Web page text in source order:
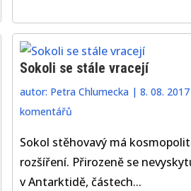
Sokoli se stále vracejí
autor: Petra Chlumecka| 8. 08. 2017
komentářů
Sokol stěhovavý má
rozšíření. Přirozeně se
v Antarktidě, částech...